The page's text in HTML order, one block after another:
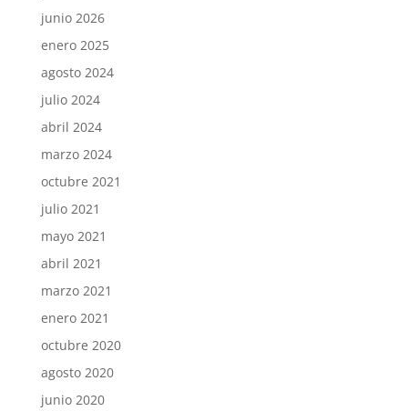
junio 2026
enero 2025
agosto 2024
julio 2024
abril 2024
marzo 2024
octubre 2021
julio 2021
mayo 2021
abril 2021
marzo 2021
enero 2021
octubre 2020
agosto 2020
junio 2020